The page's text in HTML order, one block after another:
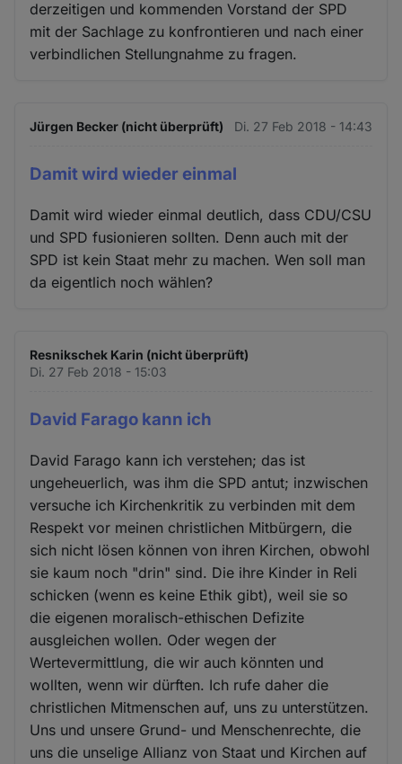
derzeitigen und kommenden Vorstand der SPD
mit der Sachlage zu konfrontieren und nach einer
verbindlichen Stellungnahme zu fragen.
Jürgen Becker (nicht überprüft) Di. 27 Feb 2018 - 14:43
Damit wird wieder einmal
Damit wird wieder einmal deutlich, dass CDU/CSU
und SPD fusionieren sollten. Denn auch mit der
SPD ist kein Staat mehr zu machen. Wen soll man
da eigentlich noch wählen?
Resnikschek Karin (nicht überprüft)
Di. 27 Feb 2018 - 15:03
David Farago kann ich
David Farago kann ich verstehen; das ist
ungeheuerlich, was ihm die SPD antut; inzwischen
versuche ich Kirchenkritik zu verbinden mit dem
Respekt vor meinen christlichen Mitbürgern, die
sich nicht lösen können von ihren Kirchen, obwohl
sie kaum noch "drin" sind. Die ihre Kinder in Reli
schicken (wenn es keine Ethik gibt), weil sie so
die eigenen moralisch-ethischen Defizite
ausgleichen wollen. Oder wegen der
Wertevermittlung, die wir auch könnten und
wollten, wenn wir dürften. Ich rufe daher die
christlichen Mitmenschen auf, uns zu unterstützen.
Uns und unsere Grund- und Menschenrechte, die
uns die unselige Allianz von Staat und Kirchen auf